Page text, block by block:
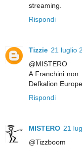
streaming.
Rispondi
Tizzie 21 luglio
@MISTERO
A Franchini non
Defkalion Europe
Rispondi
MISTERO 21
@Tizzboom